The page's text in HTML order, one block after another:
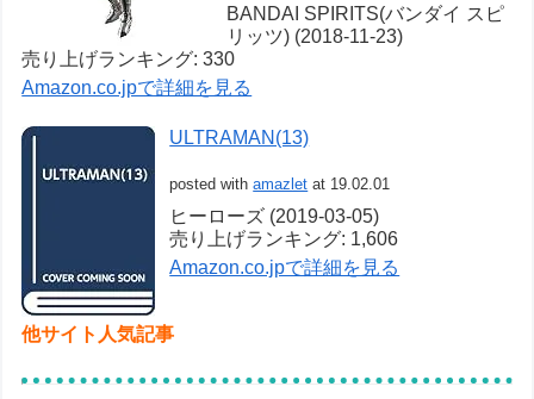
BANDAI SPIRITS(バンダイ スピ
リッツ) (2018-11-23)
売り上げランキング: 330
Amazon.co.jpで詳細を見る
ULTRAMAN(13)
posted withamazlet at 19.02.01
ヒーローズ (2019-03-05)
売り上げランキング: 1,606
Amazon.co.jpで詳細を見る
他サイト人気記事